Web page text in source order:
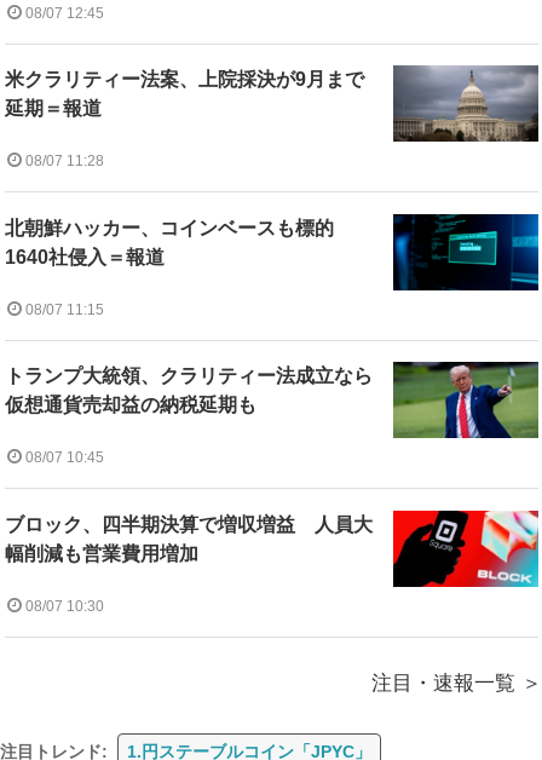
08/07 12:45
米クラリティー法案、上院採決が9月まで
延期＝報道
08/07 11:28
北朝鮮ハッカー、コインベースも標的
1640社侵入＝報道
08/07 11:15
トランプ大統領、クラリティー法成立なら
仮想通貨売却益の納税延期も
08/07 10:45
ブロック、四半期決算で増収増益 人員大
幅削減も営業費用増加
08/07 10:30
注目・速報一覧
注目トレンド: 1.円ステーブルコイン「JPYC」